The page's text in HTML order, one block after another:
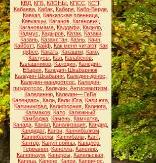
КВД КГБ КЛОНЫ КПСС КСП
Кабаева, Кабак, Кабаре, Кабо-Верде,
Кавказ, Кавказская пленница,
Кавказцы, Каганов, Каганович
Кагановмама Каддафи Кадило
Кадмус
Кадыров, Казак, Казаки,
Казань, Казахстан, Казнь, Каин,
Кайботт, Кайф, Как меня читают, Как
ффсе, Какать, Какашки, Како,
Кактусы Кал Калабеков
Калашников Каледин Каледин-
Ебарня Каледин-Шкабарнюк
Каледин-Шкабарня Каледин-донос
Каледин-мандоотсос
Каледин-
пиздоотсос
Каледин. Антисемитизм
Калединню, Каледин— ГеБе,
Календарь Кали Кали Юга Кали юга
Калининград Калифорния Калиюга
Калмаков, Кало, Калюжный,
Камбоджа Камень Камчатка
Канада Канал Канализация Кандид
Кандидат, Канзи, Каннибализм
Каннибаллы, Каннибалы, Кант,
Кантор, Канун войны, Канцлер.
Германия Капелла Капелло
Капернаум
Каперсы Капильская
Капица, Капоне, Капри, Капричос